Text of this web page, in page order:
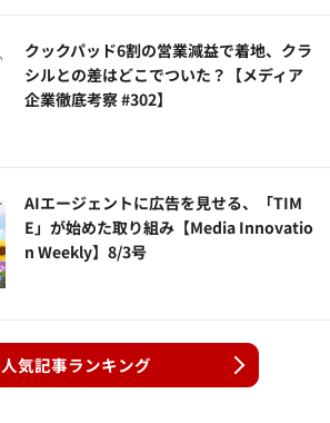
クックパッド6割の営業減益で着地、クラ
シルとの差はどこでついた？【メディア
企業徹底考察 #302】
AIエージェントに広告を見せる、「TIM
E」が始めた取り組み【Media Innovatio
n Weekly】8/3号
人気記事ランキング